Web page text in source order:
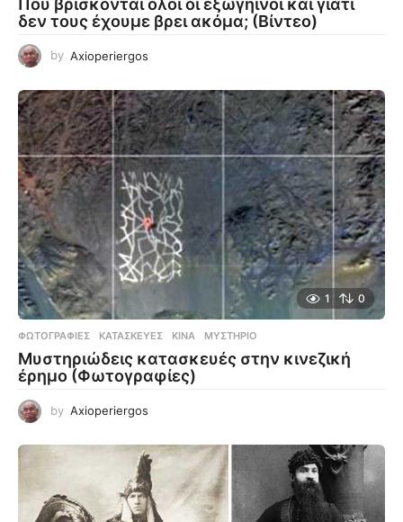
δεν τους έχουμε βρει ακόμα; (Βίντεο)
by Axioperiergos
1 0
ΦΩΤΟΓΡΑΦΊΕΣ ΚΑΤΑΣΚΕΥΈΣ ,ΚΊΝΑ ,ΜΥΣΤΉΡΙΟ
Μυστηριώδεις κατασκευές στην κινεζική
έρημο (Φωτογραφίες)
by Axioperiergos